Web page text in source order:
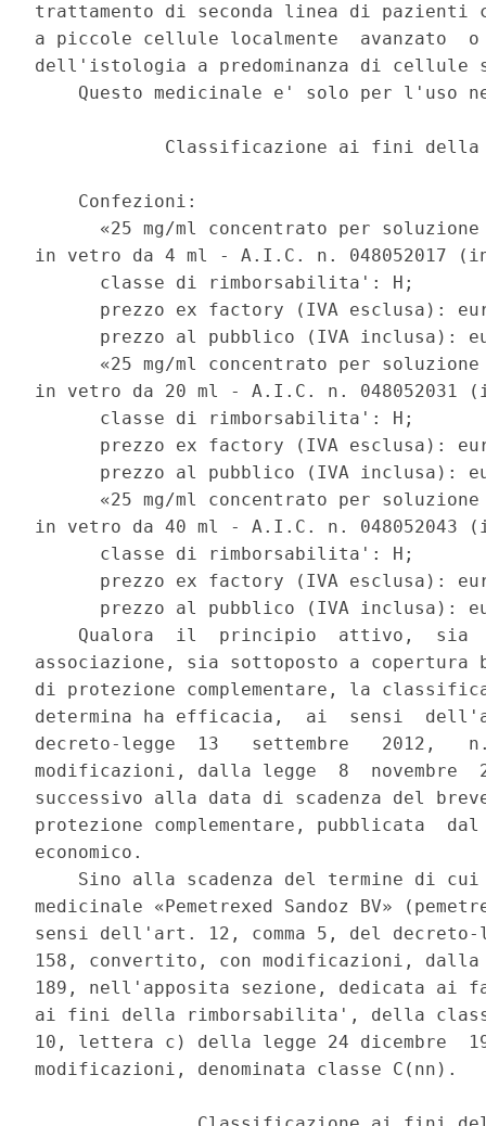
trattamento di seconda linea di pazienti
a piccole cellule localmente  avanzato
dell'istologia a predominanza di cellule
Questo medicinale e' solo per l'uso
Classificazione ai fini
    Confezioni:
«25 mg/ml concentrato per
in vetro da 4 ml - A.I.C. n. 048052017
      classe di rimborsabilita': H;
prezzo ex factory (IVA esclusa):
prezzo al pubblico (IVA inclusa):
«25 mg/ml concentrato per
in vetro da 20 ml - A.I.C. n. 048052031
      classe di rimborsabilita': H;
prezzo ex factory (IVA esclusa):
prezzo al pubblico (IVA inclusa):
«25 mg/ml concentrato per
in vetro da 40 ml - A.I.C. n. 048052043
      classe di rimborsabilita': H;
prezzo ex factory (IVA esclusa):
prezzo al pubblico (IVA inclusa):
Qualora  il  principio  attivo,  sia
associazione, sia sottoposto a
di protezione complementare, la
determina ha efficacia,  ai  sensi
decreto-legge  13   settembre   2012,
modificazioni, dalla legge  8  novembre
successivo alla data di scadenza del
protezione complementare, pubblicata
economico.
Sino alla scadenza del termine di
medicinale «Pemetrexed Sandoz BV»
sensi dell'art. 12, comma 5, del decreto-
158, convertito, con modificazioni, dalla
189, nell'apposita sezione, dedicata ai
ai fini della rimborsabilita', della
10, lettera c) della legge 24 dicembre
modificazioni, denominata classe C(nn).